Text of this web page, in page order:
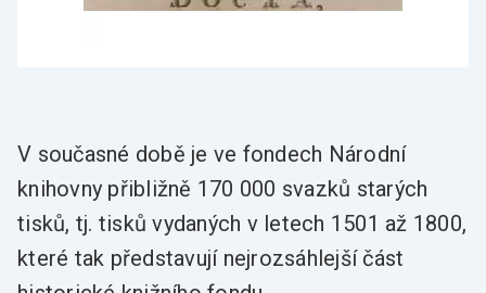
V současné době je ve fondech Národní
knihovny přibližně 170 000 svazků starých
tisků, tj. tisků vydaných v letech 1501 až 1800,
které tak představují nejrozsáhlejší část